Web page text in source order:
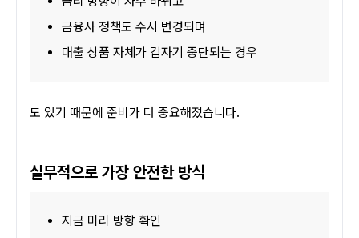
금융사 정책도 수시 변경되며
대출 상품 자체가 갑자기 중단되는 경우
도 있기 때문에 준비가 더 중요해졌습니다.
실무적으로 가장 안전한 방식
지금 미리 방향 확인